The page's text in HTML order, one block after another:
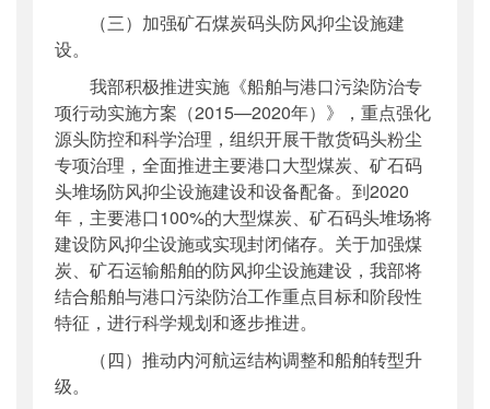
（三）加强矿石煤炭码头防风抑尘设施建
设。
我部积极推进实施《船舶与港口污染防治专
项行动实施方案（2015—2020年）》，重点强化
源头防控和科学治理，组织开展干散货码头粉尘
专项治理，全面推进主要港口大型煤炭、矿石码
头堆场防风抑尘设施建设和设备配备。到2020
年，主要港口100%的大型煤炭、矿石码头堆场将
建设防风抑尘设施或实现封闭储存。关于加强煤
炭、矿石运输船舶的防风抑尘设施建设，我部将
结合船舶与港口污染防治工作重点目标和阶段性
特征，进行科学规划和逐步推进。
（四）推动内河航运结构调整和船舶转型升
级。